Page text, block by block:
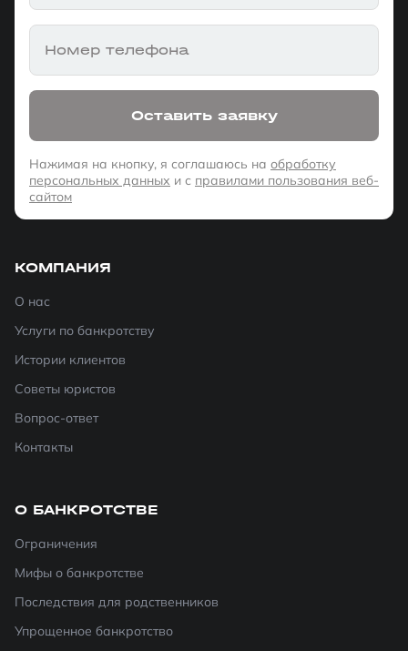
Номер телефона
Оставить заявку
Нажимая на кнопку, я соглашаюсь на обработку
персональных данных и с правилами пользования веб-
сайтом
КОМПАНИЯ
О нас
Услуги по банкротству
Истории клиентов
Советы юристов
Вопрос-ответ
Контакты
О БАНКРОТСТВЕ
Ограничения
Мифы о банкротстве
Последствия для родственников
Упрощенное банкротство